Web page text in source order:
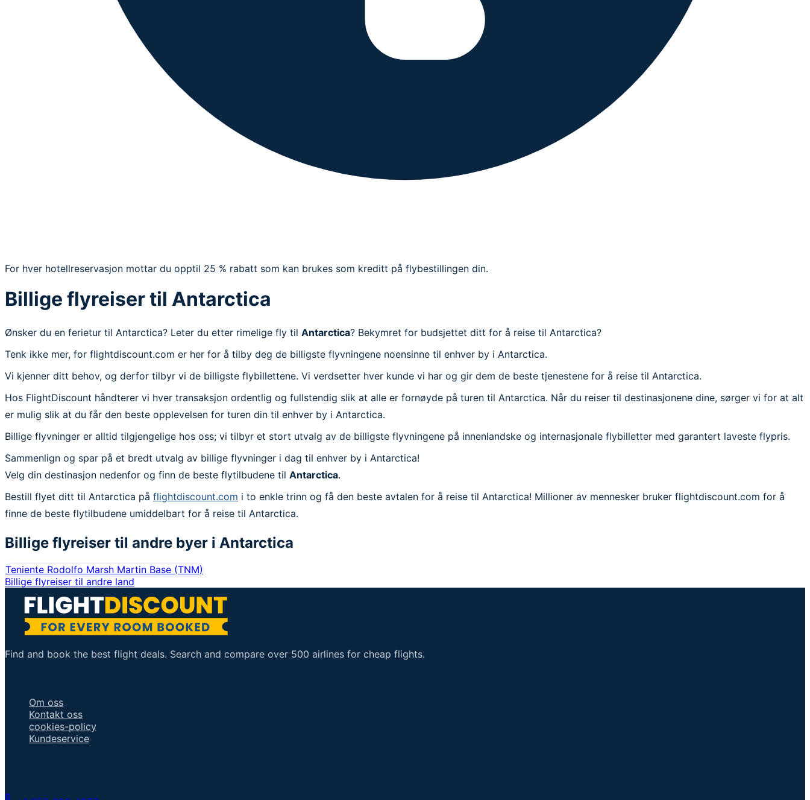
For hver hotellreservasjon mottar du opptil 25 % rabatt som kan brukes som kreditt på flybestillingen din.
Billige flyreiser til Antarctica
Ønsker du en ferietur til Antarctica? Leter du etter rimelige fly til Antarctica? Bekymret for budsjettet ditt for å reise til Antarctica?
Tenk ikke mer, for flightdiscount.com er her for å tilby deg de billigste flyvningene noensinne til enhver by i Antarctica.
Vi kjenner ditt behov, og derfor tilbyr vi de billigste flybillettene. Vi verdsetter hver kunde vi har og gir dem de beste tjenestene for å reise til Antarctica.
Hos FlightDiscount håndterer vi hver transaksjon ordentlig og fullstendig slik at alle er fornøyde på turen til Antarctica. Når du reiser til destinasjonene dine, sørger vi for at alt
er mulig slik at du får den beste opplevelsen for turen din til enhver by i Antarctica.
Billige flyvninger er alltid tilgjengelige hos oss; vi tilbyr et stort utvalg av de billigste flyvningene på innenlandske og internasjonale flybilletter med garantert laveste flypris.
Sammenlign og spar på et bredt utvalg av billige flyvninger i dag til enhver by i Antarctica!
Velg din destinasjon nedenfor og finn de beste flytilbudene til Antarctica.
Bestill flyet ditt til Antarctica på flightdiscount.com i to enkle trinn og få den beste avtalen for å reise til Antarctica! Millioner av mennesker bruker flightdiscount.com for å
finne de beste flytilbudene umiddelbart for å reise til Antarctica.
Billige flyreiser til andre byer i Antarctica
Teniente Rodolfo Marsh Martin Base (TNM)
Billige flyreiser til andre land
Find and book the best flight deals. Search and compare over 500 airlines for cheap flights.
Om oss
Kontakt oss
cookies-policy
Kundeservice